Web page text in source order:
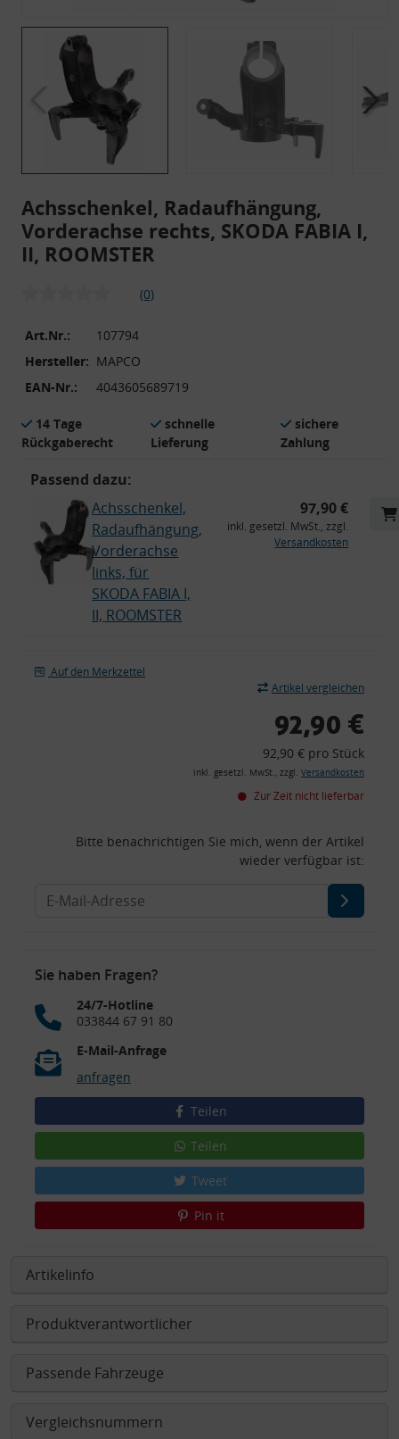
Achsschenkel, Radaufhängung,
Vorderachse rechts, SKODA FABIA I,
II, ROOMSTER
(0)
Art.Nr.:
107794
Hersteller: MAPCO
EAN-Nr.:
4043605689719
14 Tage
Rückgaberecht
schnelle
Lieferung
sichere
Zahlung
Passend dazu:
Achsschenkel,
Radaufhängung,
Vorderachse
links, für
SKODA FABIA I,
II, ROOMSTER
97,90 €
inkl. gesetzl. MwSt., zzgl.
Versandkosten
Auf den Merkzettel
Artikel vergleichen
92,90 €
92,90 € pro Stück
inkl. gesetzl. MwSt., zzgl. Versandkosten
Zur Zeit nicht lieferbar
Bitte benachrichtigen Sie mich, wenn der Artikel
wieder verfügbar ist:
Sie haben Fragen?
24/7-Hotline
033844 67 91 80
E-Mail-Anfrage
anfragen
Teilen
Teilen
Tweet
Pin it
Artikelinfo
Produktverantwortlicher
Passende Fahrzeuge
Vergleichsnummern